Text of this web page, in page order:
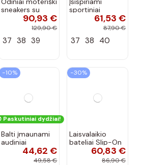
sneakers su
platforma D&A
CR61-3133
90,93 €
129,90 €
37 38 39
sportiniai
bateliai Kobbo
102425 smėlio
61,53 €
87,90 €
37 38 40
−10%
Paskutiniai dydžiai!
−30%